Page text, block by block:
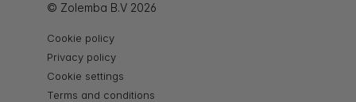
© Zolemba B.V 2026
Cookie policy
Privacy policy
Cookie settings
Terms and conditions